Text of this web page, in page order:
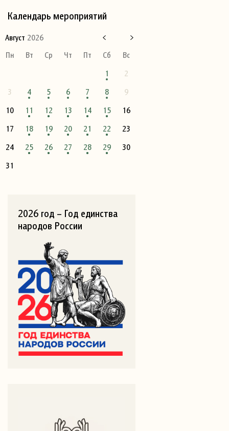
Календарь мероприятий
Август 2026
Пн
Вт Ср Чт Пт Сб
Вс
1
2
3
4 5 6 7 8
9
10
11 12 13 14 15
16
17
18 19 20 21 22
23
24
25 26 27 28 29
30
31
2026 год – Год единства
народов России